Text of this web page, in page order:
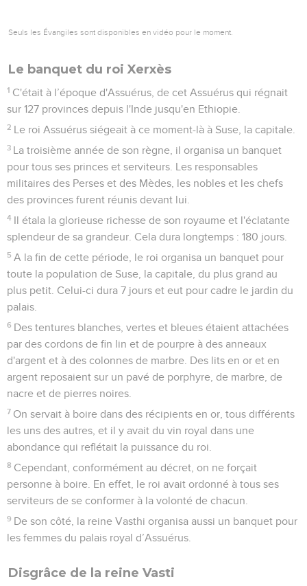
Seuls les Évangiles sont disponibles en vidéo pour le moment.
Le banquet du roi Xerxès
1 C'était à l’époque d'Assuérus, de cet Assuérus qui régnait
sur 127 provinces depuis l'Inde jusqu'en Ethiopie.
2 Le roi Assuérus siégeait à ce moment-là à Suse, la capitale.
3 La troisième année de son règne, il organisa un banquet
pour tous ses princes et serviteurs. Les responsables
militaires des Perses et des Mèdes, les nobles et les chefs
des provinces furent réunis devant lui.
4 Il étala la glorieuse richesse de son royaume et l'éclatante
splendeur de sa grandeur. Cela dura longtemps : 180 jours.
5 A la fin de cette période, le roi organisa un banquet pour
toute la population de Suse, la capitale, du plus grand au
plus petit. Celui-ci dura 7 jours et eut pour cadre le jardin du
palais.
6 Des tentures blanches, vertes et bleues étaient attachées
par des cordons de fin lin et de pourpre à des anneaux
d'argent et à des colonnes de marbre. Des lits en or et en
argent reposaient sur un pavé de porphyre, de marbre, de
nacre et de pierres noires.
7 On servait à boire dans des récipients en or, tous différents
les uns des autres, et il y avait du vin royal dans une
abondance qui reflétait la puissance du roi.
8 Cependant, conformément au décret, on ne forçait
personne à boire. En effet, le roi avait ordonné à tous ses
serviteurs de se conformer à la volonté de chacun.
9 De son côté, la reine Vasthi organisa aussi un banquet pour
les femmes du palais royal d’Assuérus.
Disgrâce de la reine Vasti